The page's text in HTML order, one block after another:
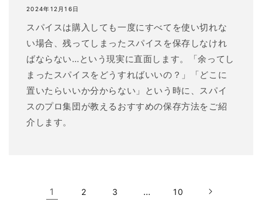
2024年12月16日
スパイスは購入しても一度にすべてを使い切れな
い場合、残ってしまったスパイスを保存しなけれ
ばならない…という現実に直面します。「余ってし
まったスパイスをどうすればいいの？」「どこに
置いたらいいか分からない」という時に、スパイ
スのプロ集団が教えるおすすめの保存方法をご紹
介します。
1 2 3 … 10